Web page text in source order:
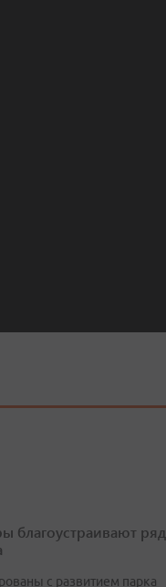
благоустраивают
с развитием парка